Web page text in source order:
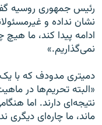
رئیس جمهوری روسیه
نشان نداده و
ادامه پیدا کند، ما هیچ
نمی‌گذاریم.»
دمیتری مدودف که با
«البته تحریم‌ها در
نتیجه‌ای دارند. اما
ماند، ما چاره‌ای دیگری